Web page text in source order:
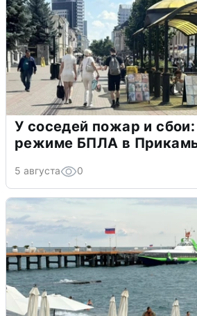
У соседей пожар и
режиме БПЛА в
5 августа 0